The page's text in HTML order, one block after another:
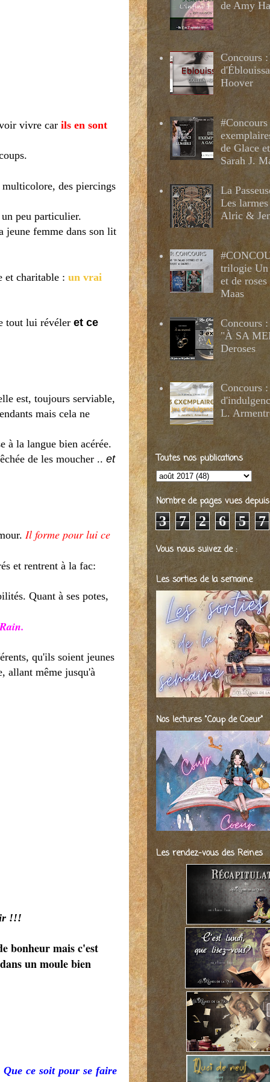
vivre car ils en sont
des piercings
peu particulier.
jeune femme dans son lit
et charitable : un vrai
tout lui révéler et ce
est, toujours serviable,
mais cela ne
à la langue bien acérée.
de les moucher .. et
Il forme pour lui ce
et rentrent à la fac:
Quant à ses potes,
qu'ils soient jeunes
allant même jusqu'à
!!!
bonheur mais c'est
un moule bien
ce soit pour se faire
de Amy
Concours
Hoover
de Glace
Sarah J.
La
Les
Alric &
trilogie Un
et de
Maas
Concours
"À SA
Deroses
Concours :
L.
Toutes nos publications
Nombre de pages vues depuis
3 7 2 6 5 7
Vous nous suivez de :
Les sorties de la semaine
Nos lectures "Coup de Coeur"
Les rendez-vous des Reines